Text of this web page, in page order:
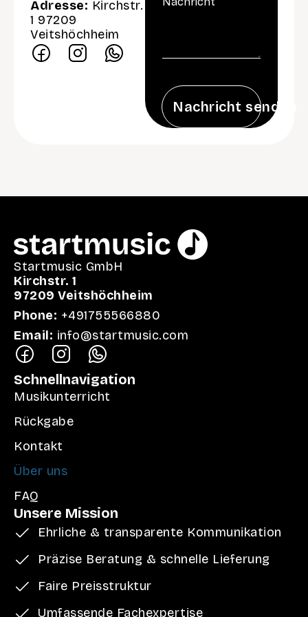
Adresse: Kirchstr.
1 97209
Veitshöchheim
a
*
Nachricht senden
Startmusic GmbH
Kirchstr. 1
97209 Veitshöchheim
Phone: +491755566880
Email: info@startmusic.com
Schnellnavigation
Musikunterricht
Rückgabe
Kontakt
Über uns
FAQ
Unsere Mission
Ehrliche & transparente Kommunikation
Präzise Beratung & schnelle Lieferung
Faire Preisstruktur
Umfassende Fachexpertise